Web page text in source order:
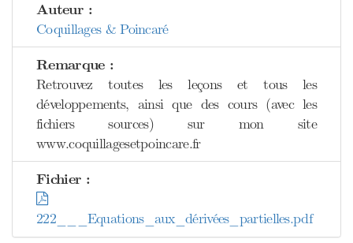
Auteur :
Coquillages & Poincaré
Remarque :
Retrouvez toutes les leçons et tous les
développements, ainsi que des cours (avec les
fichiers sources) sur mon site
www.coquillagesetpoincare.fr
Fichier :
222___Equations_aux_dérivées_partielles.pdf